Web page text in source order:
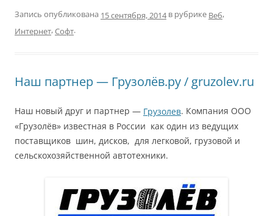
Запись опубликована 15 сентября, 2014 в рубрике Веб,
Интернет,Софт.
Наш партнер — Грузолёв.ру / gruzolev.ru
Наш новый друг и партнер — Грузолев. Компания ООО
«Грузолёв» известная в России как один из ведущих
поставщиков шин, дисков, для легковой, грузовой и
сельскохозяйственной автотехники.